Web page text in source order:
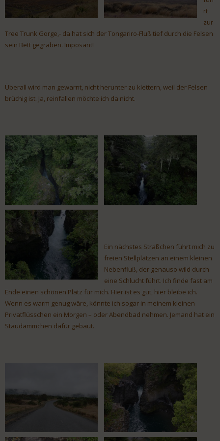
rt
zur
Tree Trunk Gorge,- da hat sich der Tongariro-Fluß tief durch die Felsen
sein Bett gegraben. Imposant!
Überall wird man gewarnt, nicht herunter zu klettern, weil der Felsen
brüchig ist. Ja, reinfallen möchte ich da nicht.
Ein nächstes Sträßchen führt mich zu
freien Stellplätzen an einem kleinen
Nebenfluß, der genauso wild durch
eine Schlucht führt. Ich finde fast am
Ende einen schönen Platz für mich. Hier ist es gut, hier bleibe ich.
Wenn es warm genug wäre, könnte ich sogar in meinem kleinen
Privatflüsschen ein Morgen – oder Abendbad nehmen. Jemand hat ein
Staudämmchen dafür gebaut.